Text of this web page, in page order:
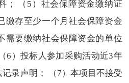
； （5）社会保障资金缴纳证
缴存至少一个月社会保障资金
需要缴纳社会保障资金的单位
6）投标人参加采购活动近3年
录声明； （7）本项目不接受